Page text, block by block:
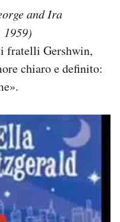
and Ira
1959)
fratelli Gershwin,
chiaro e definito: